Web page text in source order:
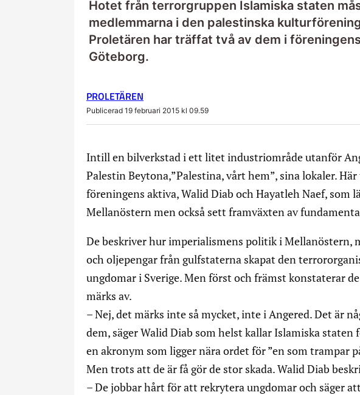
Hotet från terrorgruppen Islamiska staten
medlemmarna i den palestinska
Proletären har träffat två av dem i
Göteborg.
PROLETÄREN
Publicerad 19 februari 2015 kl 09.59
Intill en bilverkstad i ett litet industriområde utanför
Palestin Beytona,”Palestina, vårt hem”, sina lokaler.
föreningens aktiva, Walid Diab och Hayatleh Naef, som
Mellanöstern men också sett framväxten av
De beskriver hur imperialismens politik i Mellanöstern,
och oljepengar från gulfstaterna skapat den
ungdomar i Sverige. Men först och främst konstaterar
märks av.
– Nej, det märks inte så mycket, inte i Angered. Det är
dem, säger Walid Diab som helst kallar Islamiska staten
en akronym som ligger nära ordet för ”en som trampar
Men trots att de är få gör de stor skada. Walid Diab
– De jobbar hårt för att rekrytera ungdomar och säger